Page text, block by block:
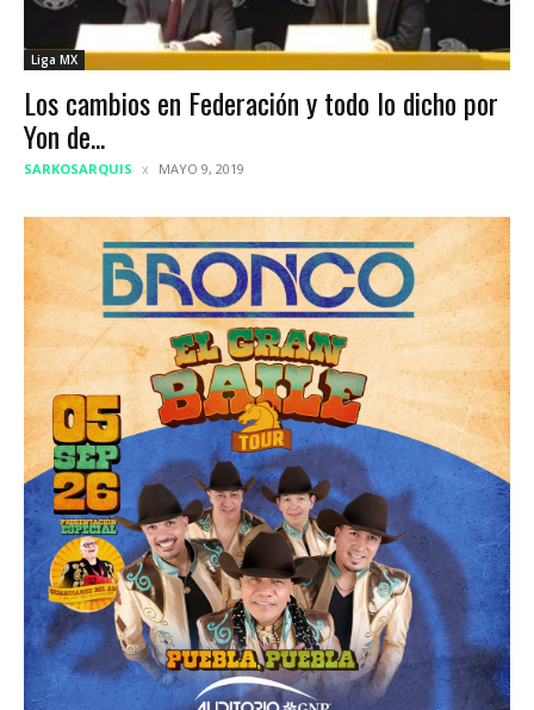
Liga MX
Los cambios en Federación y todo lo dicho por
Yon de...
SARKOSARQUIS MAYO 9, 2019